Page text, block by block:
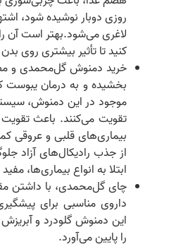
روزی دوبار نوشیده شود،
لاغری می‌شود.بهتر است آن
کنید تا تأثیر بیشتری روی
خرید دمنوش گل‌محمدی و
بخشیده و به درمان
موجود در این دمنوش،
تقویت می‌کنند. باعث
بیماری‌های قلبی و عروقی
از جذب رادیکال‌های آزاد
ابتلا به انواع بیماری‌ها،
داروی مناسبی برای
این دمنوش گلودرد و آبریزش
را پایین می‌آورد.